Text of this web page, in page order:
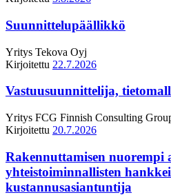
Suunnittelupäällikkö
Yritys Tekova Oyj
Kirjoitettu 22.7.2026
Vastuusuunnittelija,
Yritys FCG Finnish Consulting
Kirjoitettu 20.7.2026
Rakennuttamisen nuorempi
yhteistoiminnallisten
kustannusasiantuntija